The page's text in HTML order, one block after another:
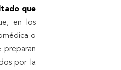
que
en los
o
preparan
por la